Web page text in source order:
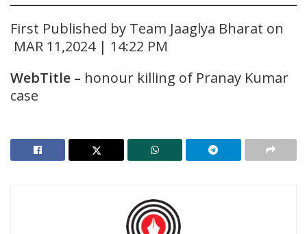
First Published by Team Jaaglya Bharat on
MAR 11,2024 | 14:22 PM
WebTitle – honour killing of Pranay Kumar
case